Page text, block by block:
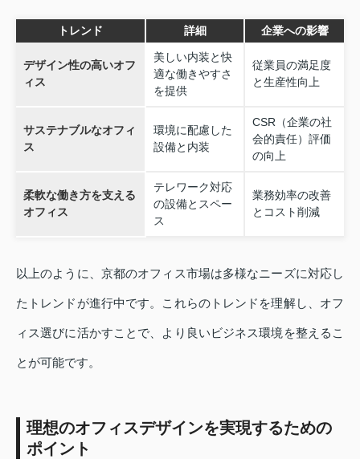
トレンド 詳細 企業への影響
デザイン性の高いオフ
ィス
美しい内装と快
適な働きやすさ
を提供
従業員の満足度
と生産性向上
サステナブルなオフィ
ス
環境に配慮した
設備と内装
CSR（企業の社
会的責任）評価
の向上
柔軟な働き方を支える
オフィス
テレワーク対応
の設備とスペー
ス
業務効率の改善
とコスト削減
以上のように、京都のオフィス市場は多様なニーズに対応し
たトレンドが進行中です。これらのトレンドを理解し、オフ
ィス選びに活かすことで、より良いビジネス環境を整えるこ
とが可能です。
理想のオフィスデザインを実現するための
ポイント